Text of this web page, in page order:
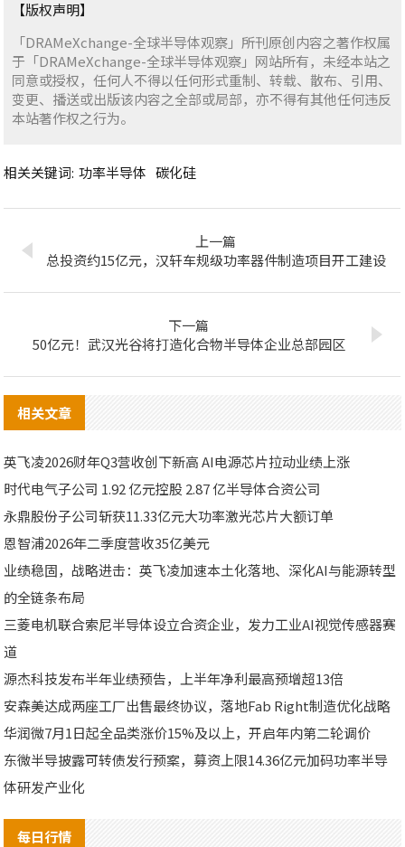
【版权声明】
「DRAMeXchange-全球半导体观察」所刊原创内容之著作权属
于「DRAMeXchange-全球半导体观察」网站所有，未经本站之
同意或授权，任何人不得以任何形式重制、转载、散布、引用、
变更、播送或出版该内容之全部或局部，亦不得有其他任何违反
本站著作权之行为。
相关关键词: 功率半导体 碳化硅
上一篇
总投资约15亿元，汉轩车规级功率器件制造项目开工建设
下一篇
50亿元！武汉光谷将打造化合物半导体企业总部园区
相关文章
英飞凌2026财年Q3营收创下新高 AI电源芯片拉动业绩上涨
时代电气子公司 1.92 亿元控股 2.87 亿半导体合资公司
永鼎股份子公司斩获11.33亿元大功率激光芯片大额订单
恩智浦2026年二季度营收35亿美元
业绩稳固，战略进击：英飞凌加速本土化落地、深化AI与能源转型
的全链条布局
三菱电机联合索尼半导体设立合资企业，发力工业AI视觉传感器赛
道
源杰科技发布半年业绩预告，上半年净利最高预增超13倍
安森美达成两座工厂出售最终协议，落地Fab Right制造优化战略
华润微7月1日起全品类涨价15%及以上，开启年内第二轮调价
东微半导披露可转债发行预案，募资上限14.36亿元加码功率半导
体研发产业化
每日行情